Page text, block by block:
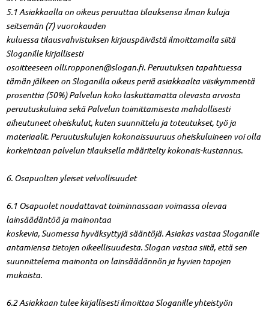
5.1 Asiakkaalla on oikeus peruuttaa tilauksensa ilman kuluja
seitsemän (7) vuorokauden
kuluessa tilausvahvistuksen kirjauspäivästä ilmoittamalla siitä
Sloganille kirjallisesti
osoitteeseen olli.ropponen@slogan.fi. Peruutuksen tapahtuessa
tämän jälkeen on Sloganilla oikeus periä asiakkaalta viisikymmentä
prosenttia (50%) Palvelun koko laskuttamatta olevasta arvosta
peruutuskuluina sekä Palvelun toimittamisesta mahdollisesti
aiheutuneet oheiskulut, kuten suunnittelu ja toteutukset, työ ja
materiaalit. Peruutuskulujen kokonaissuuruus oheiskuluineen voi olla
korkeintaan palvelun tilauksella määritelty kokonais-kustannus.
6. Osapuolten yleiset velvollisuudet
6.1 Osapuolet noudattavat toiminnassaan voimassa olevaa
lainsäädäntöä ja mainontaa
koskevia, Suomessa hyväksyttyjä sääntöjä. Asiakas vastaa Sloganille
antamiensa tietojen oikeellisuudesta. Slogan vastaa siitä, että sen
suunnittelema mainonta on lainsäädännön ja hyvien tapojen
mukaista.
6.2 Asiakkaan tulee kirjallisesti ilmoittaa Sloganille yhteistyön